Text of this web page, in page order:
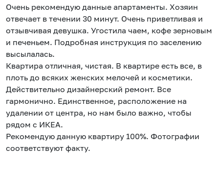
Очень рекомендую данные апартаменты. Хозяин
отвечает в течении 30 минут. Очень приветливая и
отзывчивая девушка. Угостила чаем, кофе зерновым
и печеньем. Подробная инструкция по заселению
высылалась.
Квартира отличная, чистая. В квартире есть все, в
плоть до всяких женских мелочей и косметики.
Действительно дизайнерский ремонт. Все
гармонично. Единственное, расположение на
удалении от центра, но нам было важно, чтобы
рядом с ИКЕА.
Рекомендую данную квартиру 100%. Фотографии
соответствуют факту.